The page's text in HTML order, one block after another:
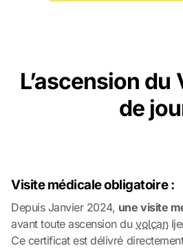
L’ascension du
de
Visite médicale obligatoire :
Depuis Janvier 2024, une visite
avant toute ascension duvolcan
Ce certificat est délivré